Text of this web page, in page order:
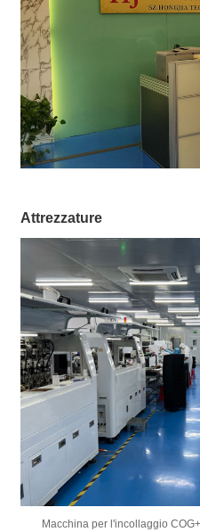
Attrezzature
Macchina per l'incollaggio